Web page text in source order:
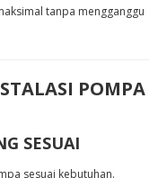
tanpa mengganggu
POMPA
SESUAI
sesuai kebutuhan.